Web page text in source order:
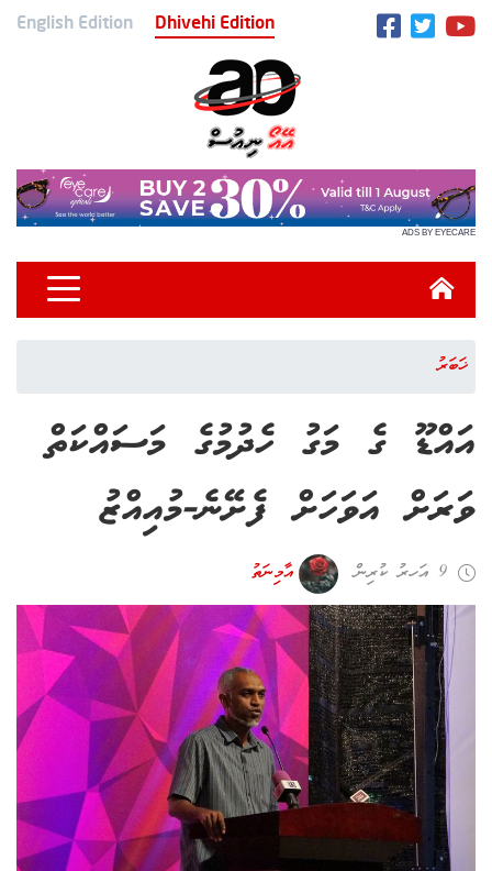
English Edition Dhivehi Edition
ADS BY EYECARE
ޚަބަރު
އައްޑޫ ގެ މަގު ހެދުމުގެ މަސައްކަތް
ވަރަށް އަވަހަށް ފެށޭނެ-މުއިއްޒު
9 އަހރު ކުރިން އާމިނަތު